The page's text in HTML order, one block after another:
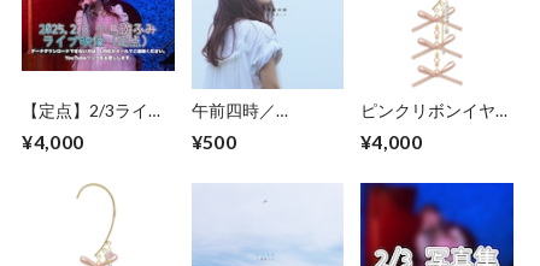
【定点】2/3ライブ
¥4,000
午前四時／
空
¥500
ピンクリボンイヤー
¥4,000